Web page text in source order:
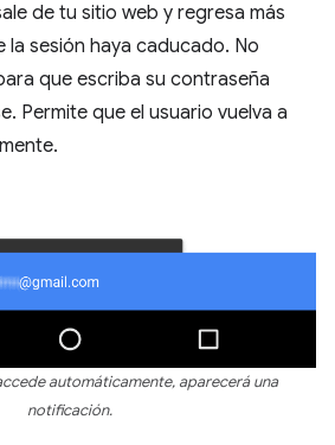
de tu sitio web y regresa más
la sesión haya caducado. No
que escriba su contraseña
Permite que el usuario vuelva a
automáticamente, aparecerá una
notificación.